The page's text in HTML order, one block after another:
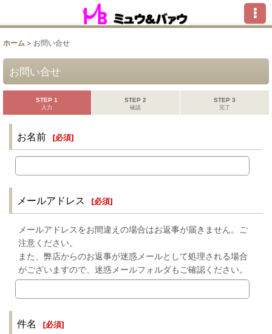
ホーム > お問い合せ
お問い合せ
STEP 1
入力
STEP 2
確認
STEP 3
完了
お名前 [必須]
メールアドレス [必須]
メールアドレスをお間違えの場合はお返事が届きません。ご
注意ください。
また、弊店からのお返事が迷惑メールとして処理される場合
がございますので、迷惑メールフォルダもご確認ください。
件名 [必須]